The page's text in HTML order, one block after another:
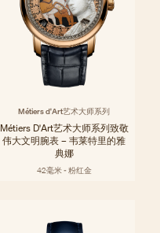
Métiers d'Art艺术大师系列
Métiers D'Art艺术大师系列致敬
伟大文明腕表 – 韦莱特里的雅
典娜
42毫米 - 粉红金